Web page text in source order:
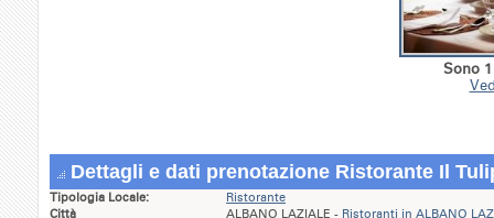
Sono
Dettagli e dati prenotazione Ristorante Il
Tipologia Locale:
Ristorante
Città
ALBANO LAZIALE - Ristoranti in ALBANO